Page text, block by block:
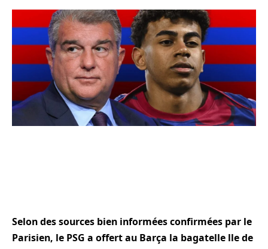
Selon des sources bien informées confirmées par le
Parisien, le PSG a offert au Barça la bagatelle lle de